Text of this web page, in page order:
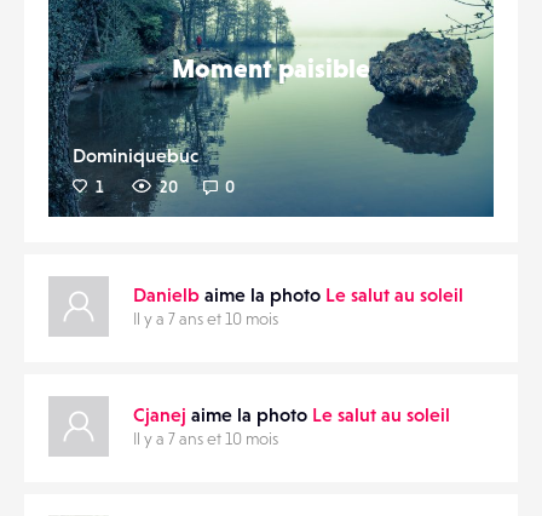
Moment paisible
Dominiquebuc
1 20 0
Danielb aime la photo Le salut au soleil
Il y a 7 ans et 10 mois
Cjanej aime la photo Le salut au soleil
Il y a 7 ans et 10 mois